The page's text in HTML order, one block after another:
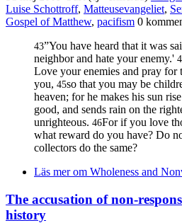
Luise Schottroff, Matteusevangeliet,
Gospel of Matthew, pacifism 0
43”You have heard that it was
neighbor and hate your enemy.'
Love your enemies and pray for
you, 45so that you may be
heaven; for he makes his sun
good, and sends rain on the
unrighteous. 46For if you love
what reward do you have? Do
collectors do the same?
Läs merom Wholeness and
The accusation of non-
history